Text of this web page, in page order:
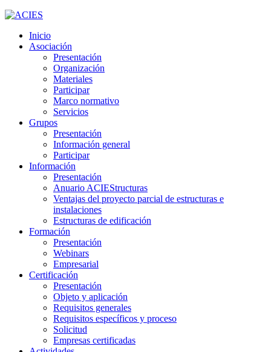
Inicio
Asociación
Presentación
Organización
Materiales
Participar
Marco normativo
Servicios
Grupos
Presentación
Información general
Participar
Información
Presentación
Anuario ACIEStructuras
Ventajas del proyecto parcial de estructuras e
instalaciones
Estructuras de edificación
Formación
Presentación
Webinars
Empresarial
Certificación
Presentación
Objeto y aplicación
Requisitos generales
Requisitos específicos y proceso
Solicitud
Empresas certificadas